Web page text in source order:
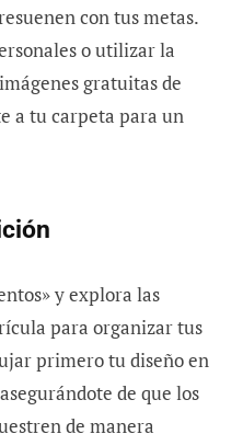
con tus metas.
o utilizar la
gratuitas de
a tu carpeta para un
y explora las
para organizar tus
primero tu diseño en
de que los
de manera